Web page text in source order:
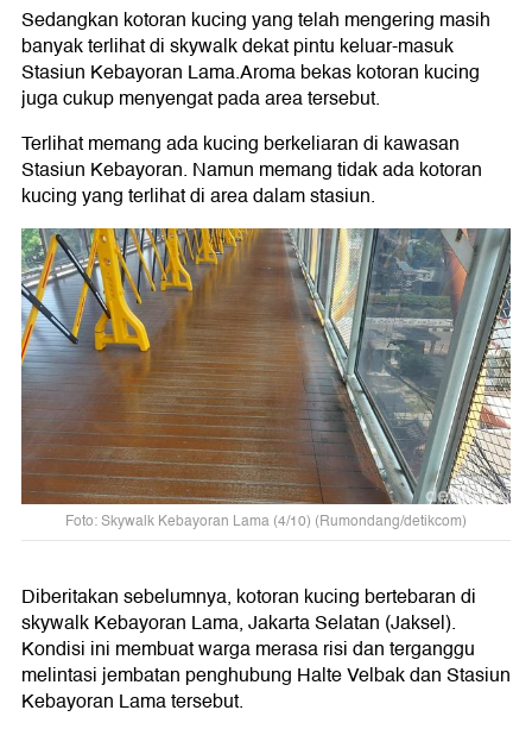
Sedangkan kotoran kucing yang telah mengering masih
banyak terlihat di skywalk dekat pintu keluar-masuk
Stasiun Kebayoran Lama.Aroma bekas kotoran kucing
juga cukup menyengat pada area tersebut.
Terlihat memang ada kucing berkeliaran di kawasan
Stasiun Kebayoran. Namun memang tidak ada kotoran
kucing yang terlihat di area dalam stasiun.
Foto: Skywalk Kebayoran Lama (4/10) (Rumondang/detikcom)
Diberitakan sebelumnya, kotoran kucing bertebaran di
skywalk Kebayoran Lama, Jakarta Selatan (Jaksel).
Kondisi ini membuat warga merasa risi dan terganggu
melintasi jembatan penghubung Halte Velbak dan Stasiun
Kebayoran Lama tersebut.